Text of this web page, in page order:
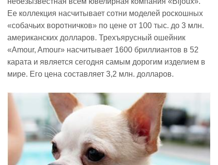
Ее коллекция насчитывает сотни моделей роскошных
«собачьих воротничков» по цене от 100 тыс. до 3 млн.
американских долларов. Трехъярусный ошейник
«Amour, Amour» насчитывает 1600 бриллиантов в 52
карата и является сегодня самым дорогим изделием в
мире. Его цена составляет 3,2 млн. долларов.